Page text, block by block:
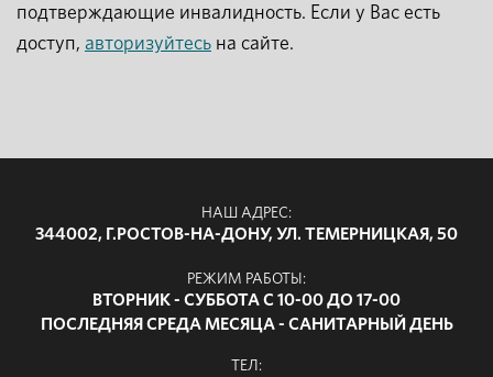
подтверждающие инвалидность. Если у Вас есть
доступ, авторизуйтесь на сайте.
НАШ АДРЕС:
344002, Г.РОСТОВ-НА-ДОНУ, УЛ. ТЕМЕРНИЦКАЯ, 50
РЕЖИМ РАБОТЫ:
ВТОРНИК - СУББОТА С 10-00 ДО 17-00
ПОСЛЕДНЯЯ СРЕДА МЕСЯЦА - САНИТАРНЫЙ ДЕНЬ
ТЕЛ: